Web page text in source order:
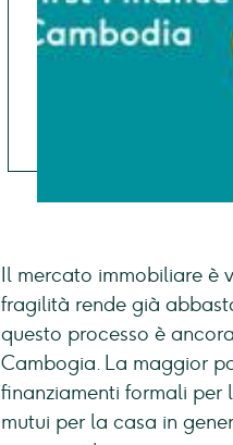
Il mercato immobiliare è
fragilità rende già
questo processo è
Cambogia. La maggior
finanziamenti formali
mutui per la casa in